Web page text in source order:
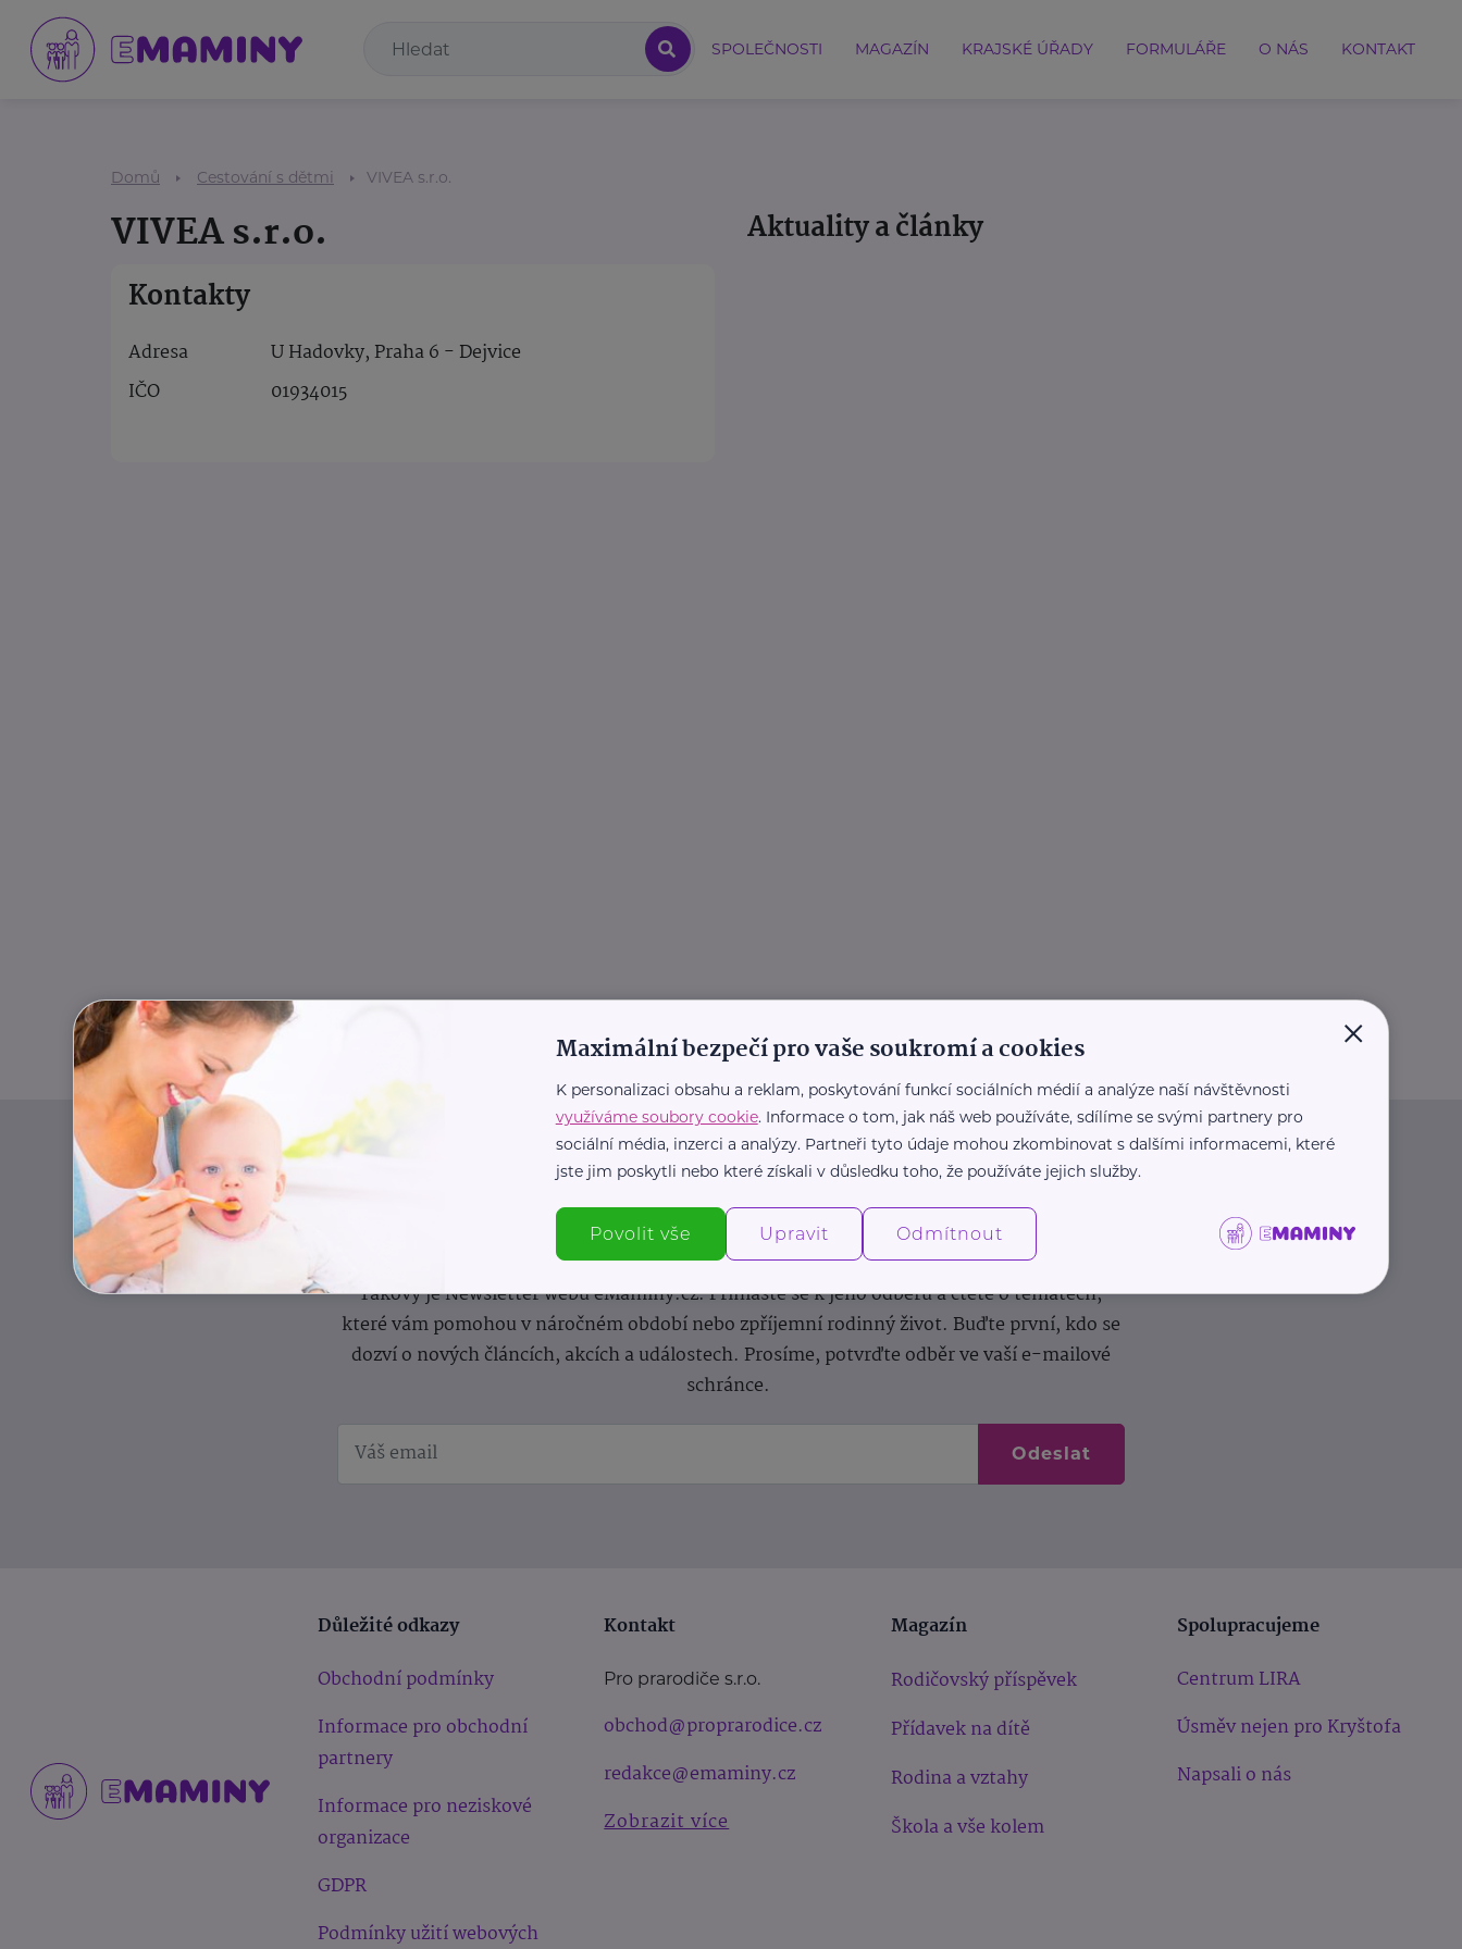
SPOLEČNOSTI MAGAZÍN KRAJSKÉ ÚŘADY FORMULÁŘE O NÁS KONTAKT
Domů Cestování s dětmi VIVEA s.r.o.
VIVEA s.r.o.
Kontakty
Adresa
U Hadovky, Praha 6 - Dejvice
IČO
01934015
Aktuality a články
Newsletter
Pravidelný přísun novinek, inspirace na každý den, podpora pro rodiče i sdílení zkušeností.
Takový je Newsletter webu eMaminy.cz. Přihlaste se k jeho odběru a čtěte o tématech,
které vám pomohou v náročném období nebo zpříjemní rodinný život. Buďte první, kdo se
dozví o nových článcích, akcích a událostech. Prosíme, potvrďte odběr ve vaší e-mailové
schránce.
Odeslat
Důležité odkazy
Obchodní podmínky
Informace pro obchodní
partnery
Informace pro neziskové
organizace
GDPR
Podmínky užití webových
Kontakt
Pro prarodiče s.r.o.
obchod@proprarodice.cz
redakce@emaminy.cz
Zobrazit více
Magazín
Rodičovský příspěvek
Přídavek na dítě
Rodina a vztahy
Škola a vše kolem
Spolupracujeme
Centrum LIRA
Úsměv nejen pro Kryštofa
Napsali o nás
×
Maximální bezpečí pro vaše soukromí a cookies
K personalizaci obsahu a reklam, poskytování funkcí sociálních médií a analýze naší návštěvnosti
využíváme soubory cookie. Informace o tom, jak náš web používáte, sdílíme se svými partnery pro
sociální média, inzerci a analýzy. Partneři tyto údaje mohou zkombinovat s dalšími informacemi, které
jste jim poskytli nebo které získali v důsledku toho, že používáte jejich služby.
Povolit vše Upravit Odmítnout